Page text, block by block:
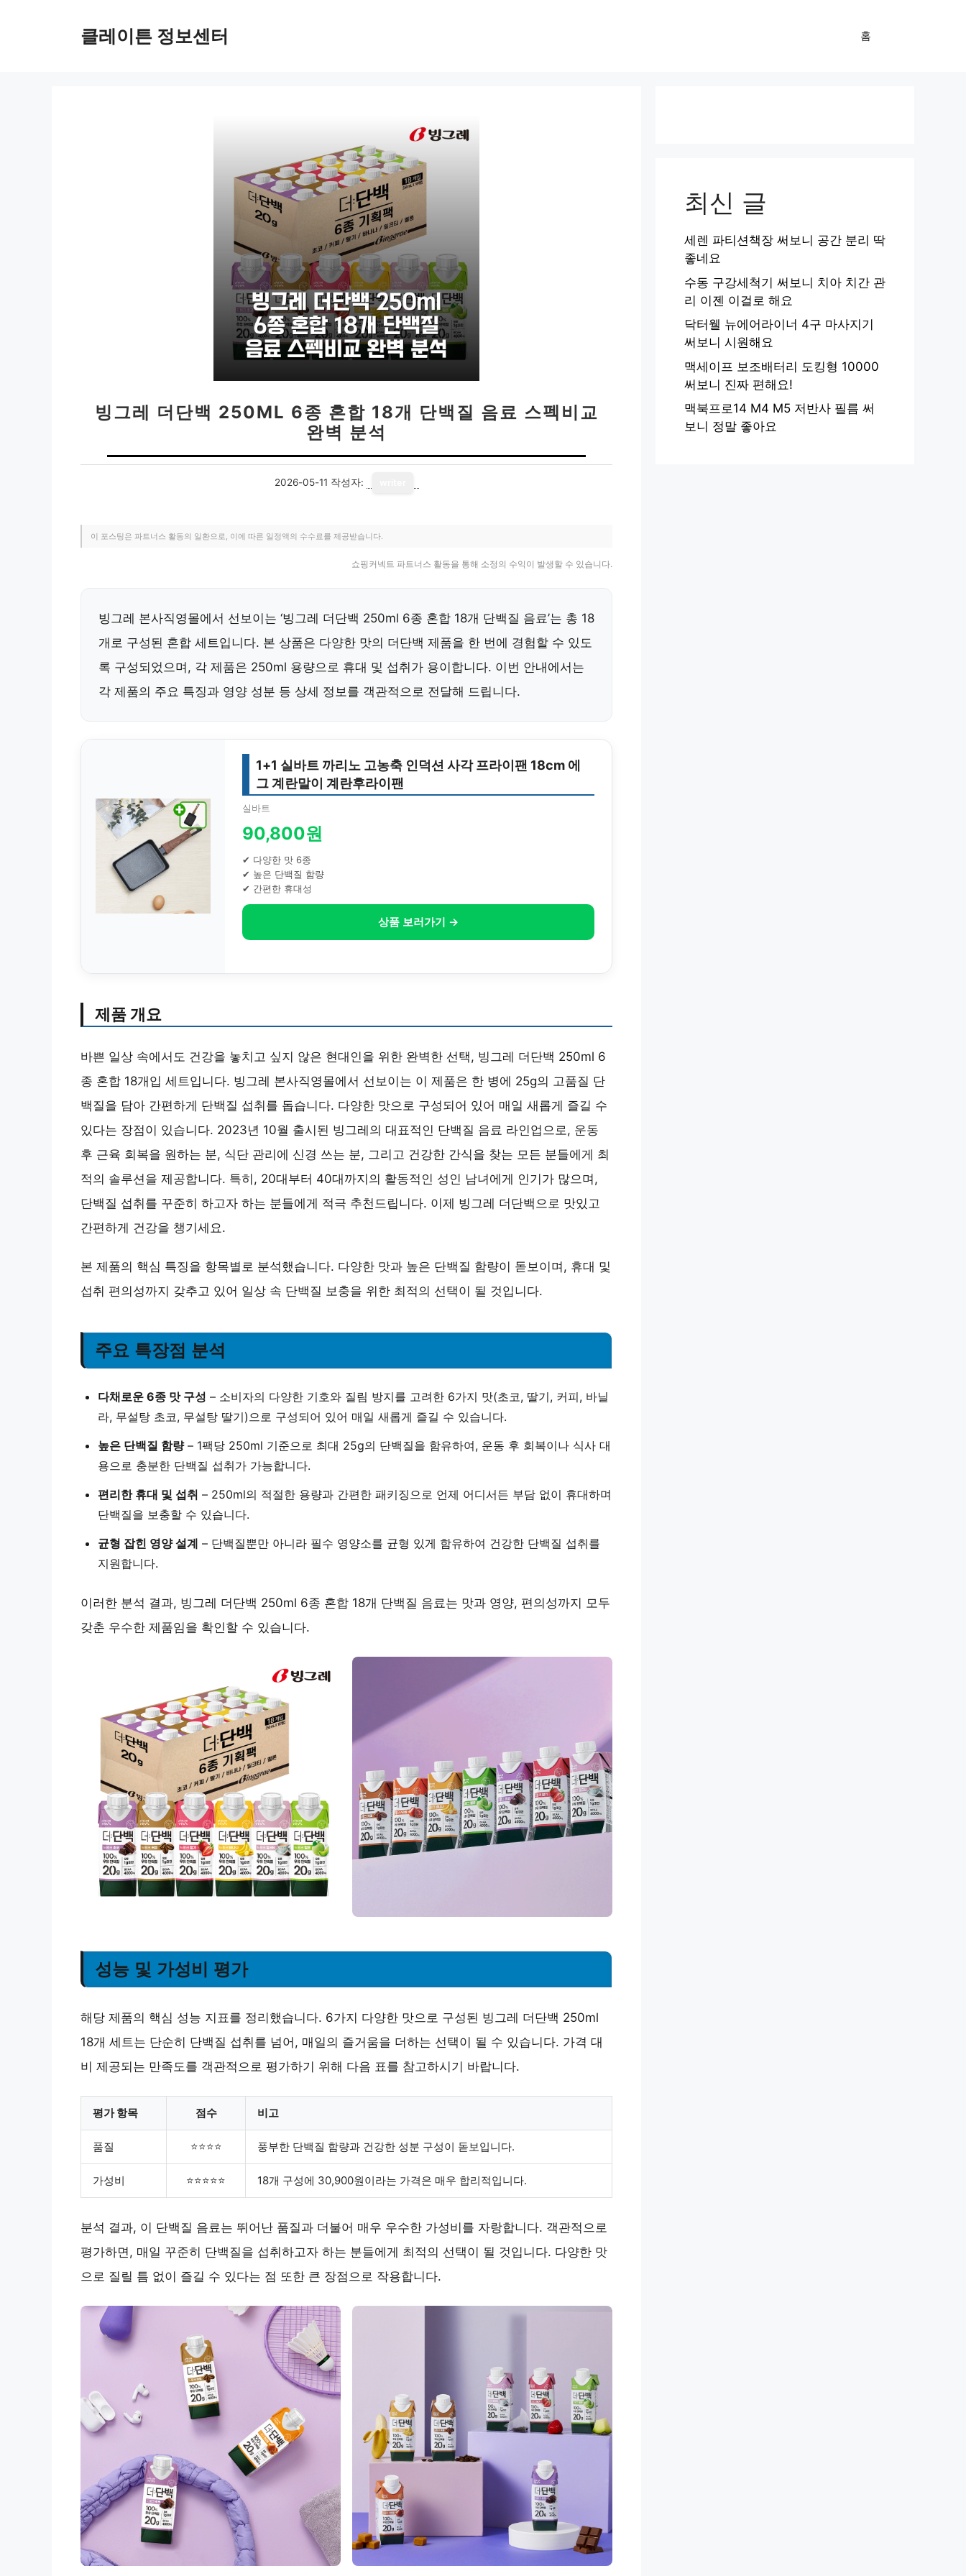
클레이튼 정보센터 홈
빙그레 더단백 250ML 6종 혼합 18개 단백질 음료 스펙비교
완벽 분석
2026-05-11 작성자:
이 포스팅은 파트너스 활동의 일환으로, 이에 따른 일정액의 수수료를 제공받습니다.
쇼핑커넥트 파트너스 활동을 통해 소정의 수익이 발생할 수 있습니다.
빙그레 본사직영몰에서 선보이는 ‘빙그레 더단백 250ml 6종 혼합 18개 단백질 음료’는 총 18
개로 구성된 혼합 세트입니다. 본 상품은 다양한 맛의 더단백 제품을 한 번에 경험할 수 있도
록 구성되었으며, 각 제품은 250ml 용량으로 휴대 및 섭취가 용이합니다. 이번 안내에서는
각 제품의 주요 특징과 영양 성분 등 상세 정보를 객관적으로 전달해 드립니다.
1+1 실바트 까리노 고농축 인덕션 사각 프라이팬 18cm 에
그 계란말이 계란후라이팬
실바트
90,800원
✔ 다양한 맛 6종
✔ 높은 단백질 함량
✔ 간편한 휴대성
상품 보러가기 →
제품 개요
바쁜 일상 속에서도 건강을 놓치고 싶지 않은 현대인을 위한 완벽한 선택, 빙그레 더단백 250ml 6
종 혼합 18개입 세트입니다. 빙그레 본사직영몰에서 선보이는 이 제품은 한 병에 25g의 고품질 단
백질을 담아 간편하게 단백질 섭취를 돕습니다. 다양한 맛으로 구성되어 있어 매일 새롭게 즐길 수
있다는 장점이 있습니다. 2023년 10월 출시된 빙그레의 대표적인 단백질 음료 라인업으로, 운동
후 근육 회복을 원하는 분, 식단 관리에 신경 쓰는 분, 그리고 건강한 간식을 찾는 모든 분들에게 최
적의 솔루션을 제공합니다. 특히, 20대부터 40대까지의 활동적인 성인 남녀에게 인기가 많으며,
단백질 섭취를 꾸준히 하고자 하는 분들에게 적극 추천드립니다. 이제 빙그레 더단백으로 맛있고
간편하게 건강을 챙기세요.
본 제품의 핵심 특징을 항목별로 분석했습니다. 다양한 맛과 높은 단백질 함량이 돋보이며, 휴대 및
섭취 편의성까지 갖추고 있어 일상 속 단백질 보충을 위한 최적의 선택이 될 것입니다.
주요 특장점 분석
다채로운 6종 맛 구성 – 소비자의 다양한 기호와 질림 방지를 고려한 6가지 맛(초코, 딸기, 커피, 바닐
라, 무설탕 초코, 무설탕 딸기)으로 구성되어 있어 매일 새롭게 즐길 수 있습니다.
높은 단백질 함량– 1팩당 250ml 기준으로 최대 25g의 단백질을 함유하여, 운동 후 회복이나 식사 대
용으로 충분한 단백질 섭취가 가능합니다.
편리한 휴대 및 섭취 – 250ml의 적절한 용량과 간편한 패키징으로 언제 어디서든 부담 없이 휴대하며
단백질을 보충할 수 있습니다.
균형 잡힌 영양 설계 – 단백질뿐만 아니라 필수 영양소를 균형 있게 함유하여 건강한 단백질 섭취를
지원합니다.
이러한 분석 결과, 빙그레 더단백 250ml 6종 혼합 18개 단백질 음료는 맛과 영양, 편의성까지 모두
갖춘 우수한 제품임을 확인할 수 있습니다.
성능 및 가성비 평가
해당 제품의 핵심 성능 지표를 정리했습니다. 6가지 다양한 맛으로 구성된 빙그레 더단백 250ml
18개 세트는 단순히 단백질 섭취를 넘어, 매일의 즐거움을 더하는 선택이 될 수 있습니다. 가격 대
비 제공되는 만족도를 객관적으로 평가하기 위해 다음 표를 참고하시기 바랍니다.
평가 항목 점수 비고
품질 ⭐⭐⭐⭐ 풍부한 단백질 함량과 건강한 성분 구성이 돋보입니다.
가성비 ⭐⭐⭐⭐⭐ 18개 구성에 30,900원이라는 가격은 매우 합리적입니다.
분석 결과, 이 단백질 음료는 뛰어난 품질과 더불어 매우 우수한 가성비를 자랑합니다. 객관적으로
평가하면, 매일 꾸준히 단백질을 섭취하고자 하는 분들에게 최적의 선택이 될 것입니다. 다양한 맛
으로 질릴 틈 없이 즐길 수 있다는 점 또한 큰 장점으로 작용합니다.
최신 글
세렌 파티션책장 써보니 공간 분리 딱
좋네요
수동 구강세척기 써보니 치아 치간 관
리 이젠 이걸로 해요
닥터웰 뉴에어라이너 4구 마사지기
써보니 시원해요
맥세이프 보조배터리 도킹형 10000
써보니 진짜 편해요!
맥북프로14 M4 M5 저반사 필름 써
보니 정말 좋아요